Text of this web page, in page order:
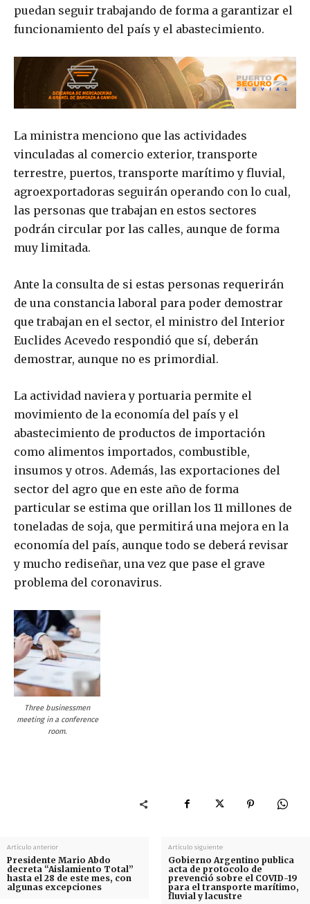
puedan seguir trabajando de forma a garantizar el
funcionamiento del país y el abastecimiento.
La ministra menciono que las actividades
vinculadas al comercio exterior, transporte
terrestre, puertos, transporte marítimo y fluvial,
agroexportadoras seguirán operando con lo cual,
las personas que trabajan en estos sectores
podrán circular por las calles, aunque de forma
muy limitada.
Ante la consulta de si estas personas requerirán
de una constancia laboral para poder demostrar
que trabajan en el sector, el ministro del Interior
Euclides Acevedo respondió que sí, deberán
demostrar, aunque no es primordial.
La actividad naviera y portuaria permite el
movimiento de la economía del país y el
abastecimiento de productos de importación
como alimentos importados, combustible,
insumos y otros. Además, las exportaciones del
sector del agro que en este año de forma
particular se estima que orillan los 11 millones de
toneladas de soja, que permitirá una mejora en la
economía del país, aunque todo se deberá revisar
y mucho rediseñar, una vez que pase el grave
problema del coronavirus.
Three businessmen
meeting in a conference
room.
Artículo anterior
Presidente Mario Abdo
decreta “Aislamiento Total”
hasta el 28 de este mes, con
algunas excepciones
Artículo siguiente
Gobierno Argentino publica
acta de protocolo de
prevenció sobre el COVID-19
para el transporte marítimo,
fluvial y lacustre